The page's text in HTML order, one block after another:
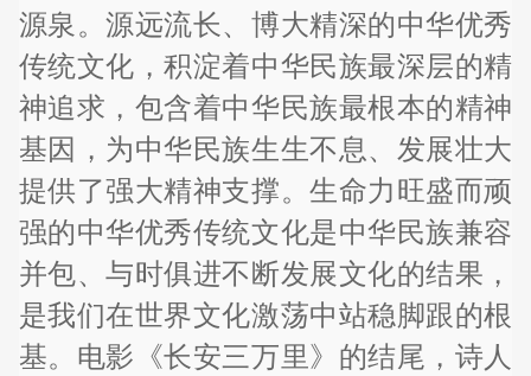
源泉。源远流长、博大精深的中华优秀
传统文化，积淀着中华民族最深层的精
神追求，包含着中华民族最根本的精神
基因，为中华民族生生不息、发展壮大
提供了强大精神支撑。生命力旺盛而顽
强的中华优秀传统文化是中华民族兼容
并包、与时俱进不断发展文化的结果，
是我们在世界文化激荡中站稳脚跟的根
基。电影《长安三万里》的结尾，诗人